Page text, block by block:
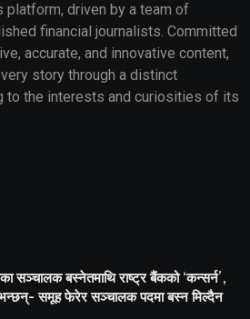
platform, driven by a team of
financial journalists. Committed
accurate, and innovative content,
story through a distinct
to the interests and curiosities of its
सञ्चालक बस्नेतमाथि राष्ट्र बैंकको ‘कन्सर्न’,
भन्छन्- समूह फेरेर सञ्चालक पदमा बस्न मिल्दैन